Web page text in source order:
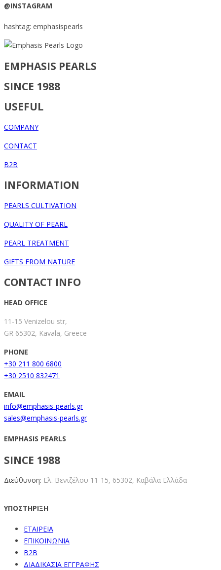
@INSTAGRAM
hashtag: emphasispearls
EMPHASIS PEARLS
SINCE 1988
USEFUL
COMPANY
CONTACT
B2B
INFORMATION
PEARLS CULTIVATION
QUALITY OF PEARL
PEARL TREATMENT
GIFTS FROM NATURE
CONTACT INFO
HEAD OFFICE
11-15 Venizelou str,
GR 65302, Kavala, Greece
PHONE
+30 211 800 6800
+30 2510 832471
EMAIL
info@emphasis-pearls.gr
sales@emphasis-pearls.gr
EMPHASIS PEARLS
SINCE 1988
Διεύθυνση: Ελ. Βενιζέλου 11-15, 65302, Καβάλα Ελλάδα
ΥΠΟΣΤΗΡΙΞΗ
ΕΤΑΙΡΕΙΑ
ΕΠΙΚΟΙΝΩΝΙΑ
B2B
ΔΙΑΔΙΚΑΣΙΑ ΕΓΓΡΑΦΗΣ